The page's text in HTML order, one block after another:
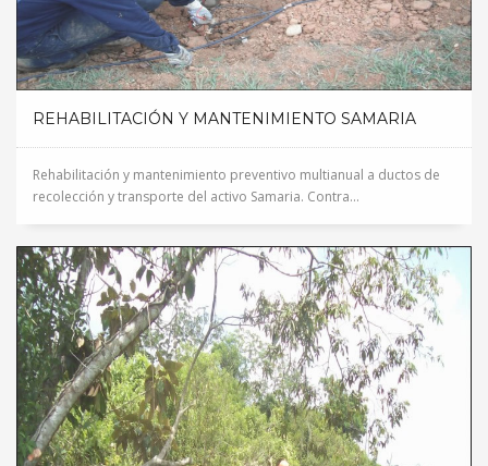
REHABILITACIÓN Y MANTENIMIENTO SAMARIA
Rehabilitación y mantenimiento preventivo multianual a ductos de
recolección y transporte del activo Samaria. Contra...